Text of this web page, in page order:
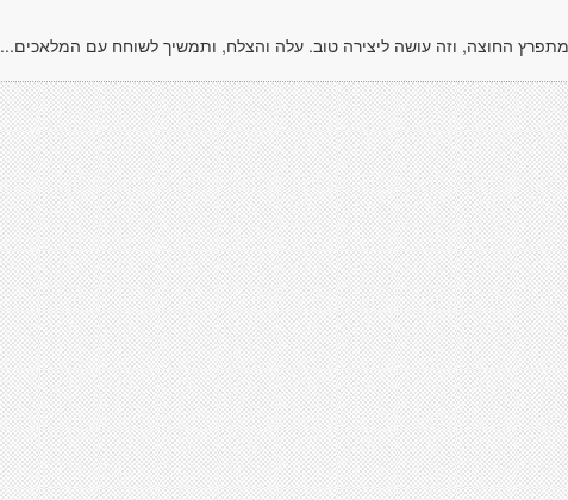
החוצה, וזה עושה ליצירה טוב. עלה והצלח, ותמשיך לשוחח עם המלאכים...